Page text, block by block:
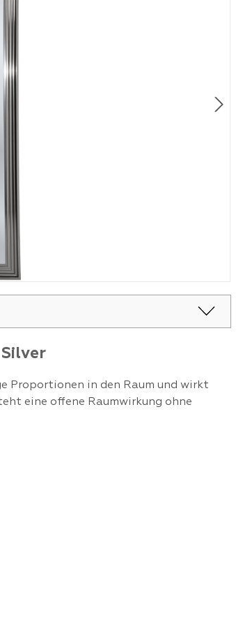
Proportionen in den Raum und wirkt
eine offene Raumwirkung ohne